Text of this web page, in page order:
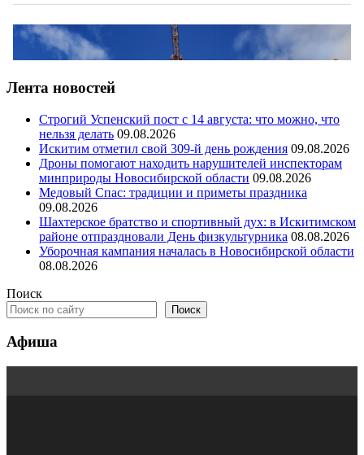
Лента новостей
Строгий Успенский пост с 14 августа: что можно, что
нельзя делать 09.08.2026
Искитим отметил свой 309-й день рождения 09.08.2026
Дроны помогают находить нарушителей инспекторам
минприроды Новосибирской области 09.08.2026
Медовый Спас: традиции и приметы праздника
09.08.2026
Шахтерское братство и спортивный дух: в Искитимском
районе отпраздновали День физкультурника 08.08.2026
Уборочная кампания началась в Новосибирской области
08.08.2026
Поиск
Поиск
Афиша